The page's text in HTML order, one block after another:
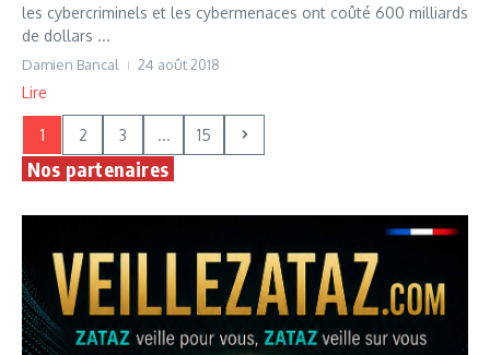
les cybercriminels et les cybermenaces ont coûté 600 milliards
de dollars ...
Damien Bancal 24 août 2018
Lire
1 2 3 ... 15
Nos partenaires